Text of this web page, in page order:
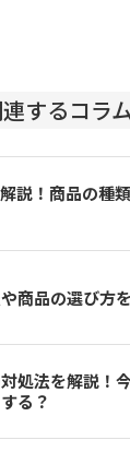
するコラ
説！商品の種
商品の選び方
処法を解説！
る？